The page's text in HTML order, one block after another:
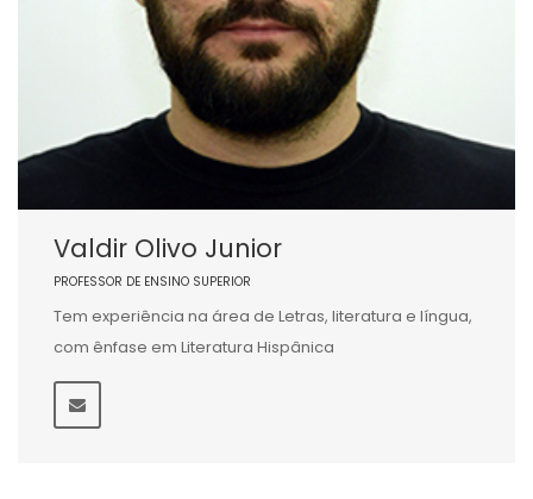
Valdir Olivo Junior
PROFESSOR DE ENSINO SUPERIOR
Tem experiência na área de Letras, literatura e língua,
com ênfase em Literatura Hispânica